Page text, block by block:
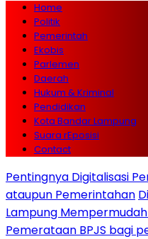
Home
Politik
Pemerintah
Ekobis
Parlemen
Daerah
Hukum & Kriminal
Pendidikan
Kota Bandar Lampung
Suara rEposisi
Contact
Pentingnya Digitalisasi
ataupun Pemerintahan
Lampung
Pemerataan BPJS bagi